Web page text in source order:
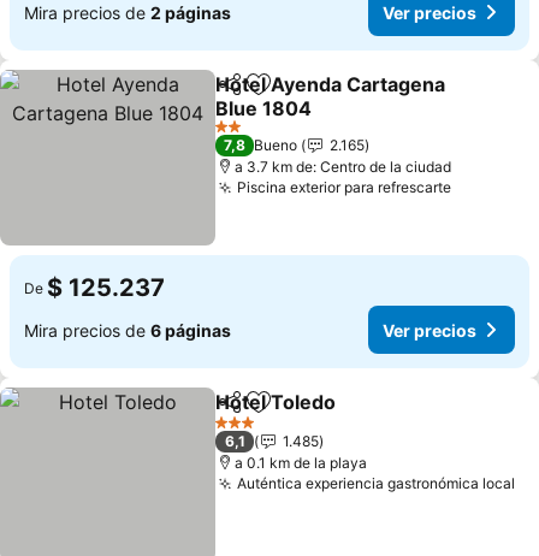
Mira precios de 2 páginas Ver precios
CompartirAgregar a favoritos
Hotel Ayenda Cartagena
Blue 1804
Ver precios
2 Estrellas
7,8 Bueno
2.165
a 3.7 km de: Centro de la ciudad
Piscina exterior para refrescarteVer
De $ 125.237
Mira precios de 6 páginas Ver precios
CompartirAgregar a favoritos
Hotel Toledo
3 Estrellas
6,1
1.485
a 0.1 km de la playa
Auténtica experiencia gastronómica local